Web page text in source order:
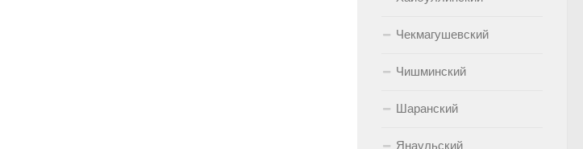
Чекмагушевский
Чишминский
Шаранский
Янаульский